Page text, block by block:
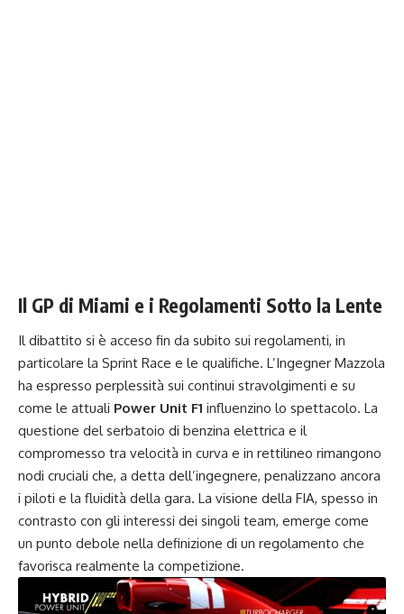
Il GP di Miami e i Regolamenti Sotto la Lente
Il dibattito si è acceso fin da subito sui regolamenti, in
particolare la Sprint Race e le qualifiche. L’Ingegner Mazzola
ha espresso perplessità sui continui stravolgimenti e su
come le attuali Power Unit F1 influenzino lo spettacolo. La
questione del serbatoio di benzina elettrica e il
compromesso tra velocità in curva e in rettilineo rimangono
nodi cruciali che, a detta dell’ingegnere, penalizzano ancora
i piloti e la fluidità della gara. La visione della FIA, spesso in
contrasto con gli interessi dei singoli team, emerge come
un punto debole nella definizione di un regolamento che
favorisca realmente la competizione.